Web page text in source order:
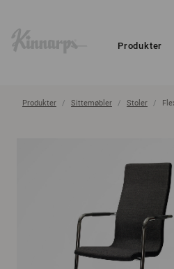
Produkter
Produkter Sittemøbler Stoler